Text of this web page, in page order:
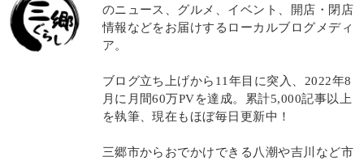
のニュース、グルメ、イベント、開店・閉店
情報などをお届けするローカルブログメディ
ア。
ブログ立ち上げから11年目に突入、2022年8
月に月間60万PVを達成。累計5,000記事以上
を執筆、現在もほぼ毎日更新中！
三郷市からおでかけできる八潮や吉川など市